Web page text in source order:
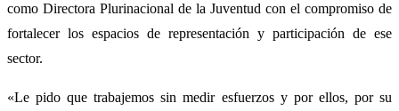
como Directora Plurinacional de la Juventud con el compromiso de
fortalecer los espacios de representación y participación de ese
sector.
«Le pido que trabajemos sin medir esfuerzos y por ellos, por su